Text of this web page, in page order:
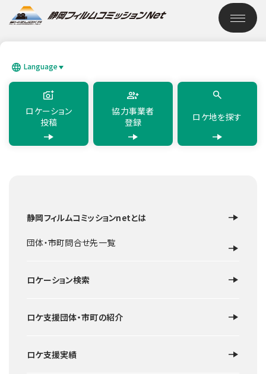
Language
日本語 English 简体中文 繁體中文 한국어 แบบไทย
ロケーション
投稿
協力事業者
登録
ロケ地を探す
静岡フィルムコミッションnetとは
団体・市町問合せ先一覧
ロケーション検索
ロケ支援団体・市町の紹介
ロケ支援実績
ロケーション検索
SEARCH
店舗・ビル 沼津市
蕎麦居酒屋えびす庵